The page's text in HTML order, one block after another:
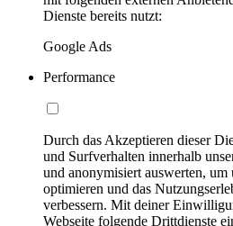
Dienste bereits nutzt:
Google Ads
Performance
Durch das Akzeptieren dieser
und Surfverhalten innerhalb
und anonymisiert auswerten, um
optimieren und das
verbessern. Mit deiner
Webseite folgende Drittdienste